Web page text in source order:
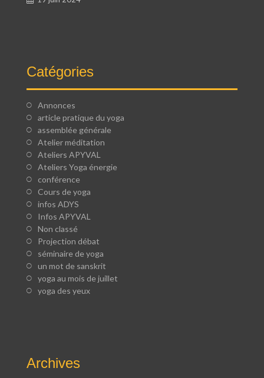
Catégories
Annonces
article pratique du yoga
assemblée générale
Atelier méditation
Ateliers APYVAL
Ateliers Yoga énergie
conférence
Cours de yoga
infos ADYS
Infos APYVAL
Non classé
Projection débat
séminaire de yoga
un mot de sanskrit
yoga au mois de juillet
yoga des yeux
Archives